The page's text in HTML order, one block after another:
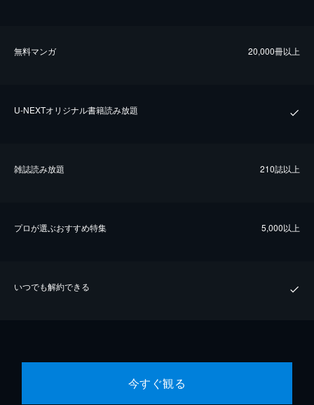
無料マンガ 20,000冊以上
U-NEXTオリジナル書籍読み放題
雑誌読み放題 210誌以上
プロが選ぶおすすめ特集 5,000以上
いつでも解約できる
今すぐ観る